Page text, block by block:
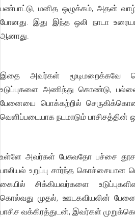
பண்பாட்டு, மனித ஒழுக்கம், அதன்
போனது. இது இந்த ஒலி நாடா
ஆனாது.
இதை அவர்கள் மூடிமறைக்கவே
உடுப்புகளை அணிந்து கொண்டு,
பேனையை பொக்கற்றில்
வெளிப்படையாக நடமாடும் பாசிசத்தின்
உள்ளே அவர்கள் பேசுவதோ பச்சை
பாலியல் உறுப்பு சார்ந்த
கையில் சிக்கியவர்களை
கொல்வது முதல், ஊடகவியலின்
பாசிச வக்கிரத்துடன், இவர்கள்